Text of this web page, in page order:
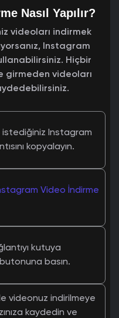
Nasıl Yapılır?
videoları indirmek
Instagram
Hiçbir
girmeden videoları
istediğiniz Instagram
kopyalayın.
Video İndirme
kutuya
butonuna basın.
videonuz indirilmeye
kaydedin ve